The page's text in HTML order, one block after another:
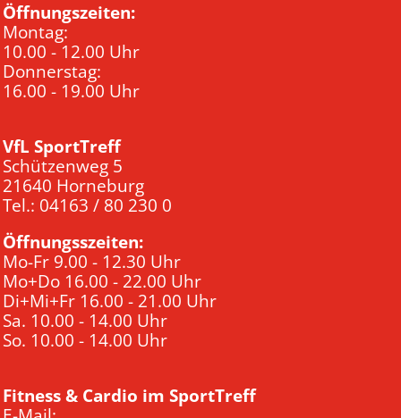
Öffnungszeiten:
Montag:
10.00 - 12.00 Uhr
Donnerstag:
16.00 - 19.00 Uhr
VfL SportTreff
Schützenweg 5
21640 Horneburg
Tel.: 04163 / 80 230 0
Öffnungsszeiten:
Mo-Fr 9.00 - 12.30 Uhr
Mo+Do 16.00 - 22.00 Uhr
Di+Mi+Fr 16.00 - 21.00 Uhr
Sa. 10.00 - 14.00 Uhr
So. 10.00 - 14.00 Uhr
Fitness & Cardio im SportTreff